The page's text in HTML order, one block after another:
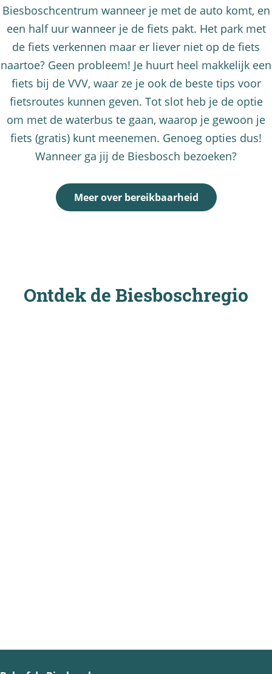
Biesboschcentrum wanneer je met de auto komt, en
een half uur wanneer je de fiets pakt. Het park met
de fiets verkennen maar er liever niet op de fiets
naartoe? Geen probleem! Je huurt heel makkelijk een
fiets bij de VVV, waar ze je ook de beste tips voor
fietsroutes kunnen geven. Tot slot heb je de optie
om met de waterbus te gaan, waarop je gewoon je
fiets (gratis) kunt meenemen. Genoeg opties dus!
Wanneer ga jij de Biesbosch bezoeken?
Meer over bereikbaarheid
Ontdek de Biesboschregio